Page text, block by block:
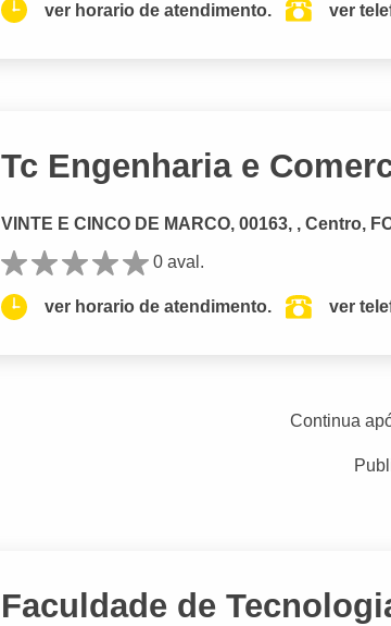
ver horario de atendimento. ver
Tc Engenharia e
VINTE E CINCO DE MARCO, 00163, , Centro,
0 aval.
ver horario de atendimento. ver
Continua
Faculdade de